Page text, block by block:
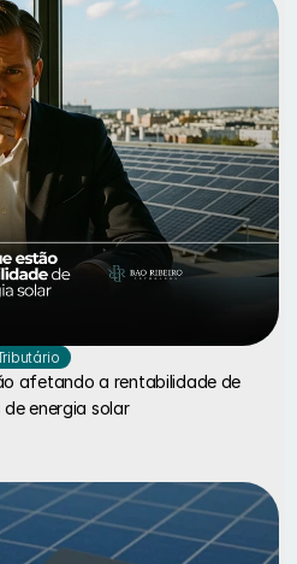
afetando a rentabilidade de
de energia solar